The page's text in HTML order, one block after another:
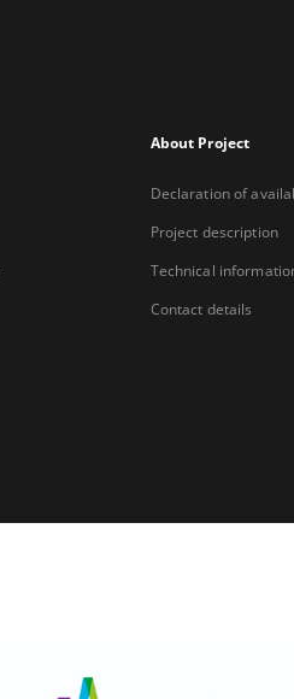
About Project
Declaration of
Project description
Technical
Contact details